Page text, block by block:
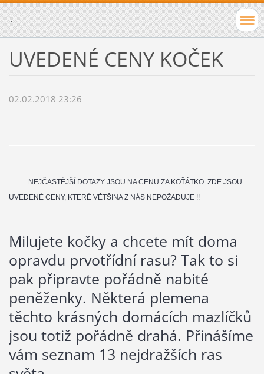
.
UVEDENÉ CENY KOČEK
02.02.2018 23:26
NEJČASTĚJŠÍ DOTAZY JSOU NA CENU ZA KOŤÁTKO. ZDE JSOU
UVEDENÉ CENY, KTERÉ VĚTŠINA Z NÁS NEPOŽADUJE !!
Milujete kočky a chcete mít doma
opravdu prvotřídní rasu? Tak to si
pak připravte pořádně nabité
peněženky. Některá plemena
těchto krásných domácích mazlíčků
jsou totiž pořádně drahá. Přinášíme
vám seznam 13 nejdražších ras